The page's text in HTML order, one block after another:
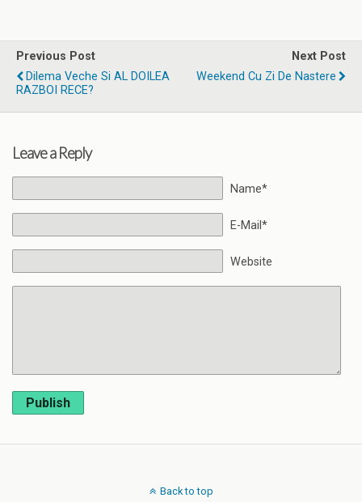
Previous Post
Dilema Veche Si AL DOILEA
RAZBOI RECE?
Next Post
Weekend Cu Zi De Nastere
Leave a Reply
Name*
E-Mail*
Website
Publish
Back to top